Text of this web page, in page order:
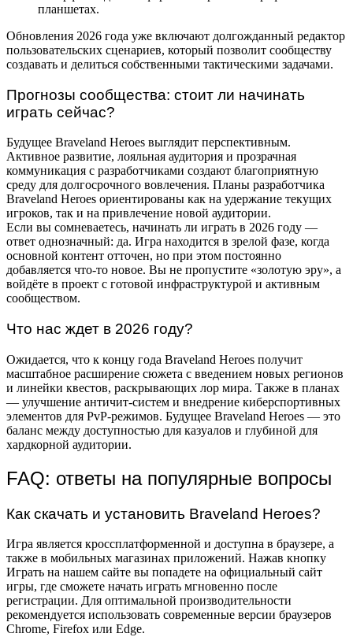
планшетах.
Обновления 2026 года уже включают долгожданный редактор
пользовательских сценариев, который позволит сообществу
создавать и делиться собственными тактическими задачами.
Прогнозы сообщества: стоит ли начинать
играть сейчас?
Будущее Braveland Heroes выглядит перспективным.
Активное развитие, лояльная аудитория и прозрачная
коммуникация с разработчиками создают благоприятную
среду для долгосрочного вовлечения. Планы разработчика
Braveland Heroes ориентированы как на удержание текущих
игроков, так и на привлечение новой аудитории.
Если вы сомневаетесь, начинать ли играть в 2026 году —
ответ однозначный: да. Игра находится в зрелой фазе, когда
основной контент отточен, но при этом постоянно
добавляется что-то новое. Вы не пропустите «золотую эру», а
войдёте в проект с готовой инфраструктурой и активным
сообществом.
Что нас ждет в 2026 году?
Ожидается, что к концу года Braveland Heroes получит
масштабное расширение сюжета с введением новых регионов
и линейки квестов, раскрывающих лор мира. Также в планах
— улучшение античит-систем и внедрение киберспортивных
элементов для PvP-режимов. Будущее Braveland Heroes — это
баланс между доступностью для казуалов и глубиной для
хардкорной аудитории.
FAQ: ответы на популярные вопросы
Как скачать и установить Braveland Heroes?
Игра является кроссплатформенной и доступна в браузере, а
также в мобильных магазинах приложений. Нажав кнопку
Играть на нашем сайте вы попадете на официальный сайт
игры, где сможете начать играть мгновенно после
регистрации. Для оптимальной производительности
рекомендуется использовать современные версии браузеров
Chrome, Firefox или Edge.